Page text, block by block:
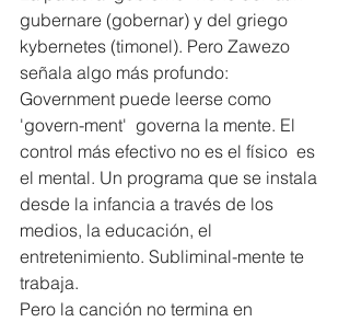
gubernare (gobernar) y del griego
kybernetes (timonel). Pero Zawezo
señala algo más profundo:
Government puede leerse como
'govern-ment'  governa la mente. El
control más efectivo no es el físico  es
el mental. Un programa que se instala
desde la infancia a través de los
medios, la educación, el
entretenimiento. Subliminal-mente te
trabaja.
Pero la canción no termina en